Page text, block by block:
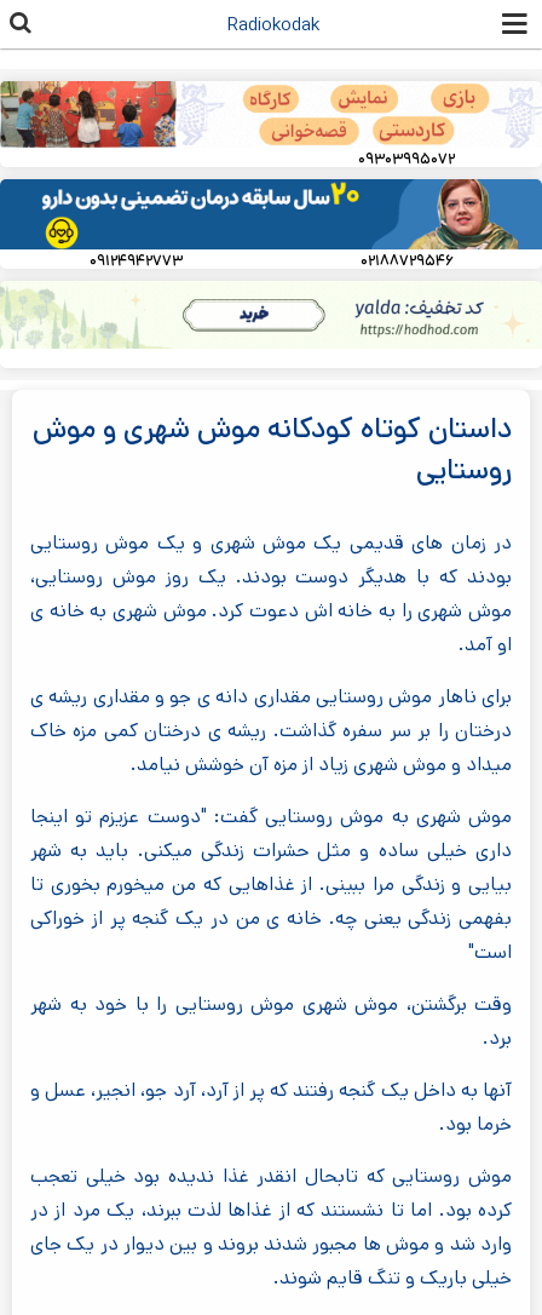
محتوای
اصلی
Radiokodak
۰۹۳۰۳۹۹۵۰۷۲
۰۲۱۸۸۷۲۹۵۴۶ ۰۹۱۲۴۹۴۲۷۷۳
داستان کوتاه کودکانه موش شهری و موش
روستایی
در زمان های قدیمی یک موش شهری و یک موش روستایی
بودند که با هدیگر دوست بودند. یک روز موش روستایی،
موش شهری را به خانه اش دعوت کرد. موش شهری به خانه ی
او آمد.
برای ناهار موش روستایی مقداری دانه ی جو و مقداری ریشه ی
درختان را بر سر سفره گذاشت. ریشه ی درختان کمی مزه خاک
میداد و موش شهری زیاد از مزه آن خوشش نیامد.
موش شهری به موش روستایی گفت: "دوست عزیزم تو اینجا
داری خیلی ساده و مثل حشرات زندگی میکنی. باید به شهر
بیایی و زندگی مرا ببینی. از غذاهایی که من میخورم بخوری تا
بفهمی زندگی یعنی چه. خانه ی من در یک گنجه پر از خوراکی
است"
وقت برگشتن، موش شهری موش روستایی را با خود به شهر
برد.
آنها به داخل یک گنجه رفتند که پر از آرد، آرد جو، انجیر، عسل و
خرما بود.
موش روستایی که تابحال انقدر غذا ندیده بود خیلی تعجب
کرده بود. اما تا نشستند که از غذاها لذت ببرند، یک مرد از در
وارد شد و موش ها مجبور شدند بروند و بین دیوار در یک جای
خیلی باریک و تنگ قایم شوند.